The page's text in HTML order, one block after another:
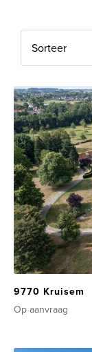
Sorteer
9770 Kruisem
Op aanvraag